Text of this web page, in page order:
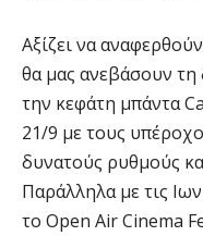
Αξίζει να
θα μας ανεβάσουν τη
την κεφάτη μπάντα
21/9 με τους
δυνατούς ρυθμούς
Παράλληλα με τις
το Open Air Cinema